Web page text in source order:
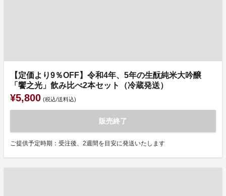
【定価より9％OFF】令和4年、5年の生酛純米大吟醸
「饗之光」飲み比べ2本セット（冷蔵発送）
¥5,800 (税込/送料込)
販売終了
ご提供予定時期：受注後、2週間を目安に発送いたします